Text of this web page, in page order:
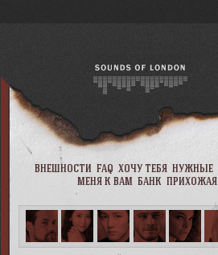
внешности faq хочу тебя нужные
меня к вам банк прихожая